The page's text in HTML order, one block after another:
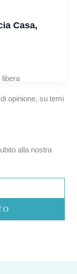
Casa,
libera
opinione, su temi
alla nostra